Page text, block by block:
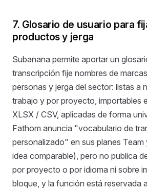
7. Glosario de usuario para
productos y jerga
Subanana permite aportar un
transcripción fije nombres de
personas y jerga del sector: listas a
trabajo y por proyecto, importables
XLSX / CSV, aplicadas de forma
Fathom anuncia "vocabulario de
personalizado" en sus planes Team
idea comparable), pero no publica
por proyecto o por idioma ni sobre
bloque, y la función está reservada